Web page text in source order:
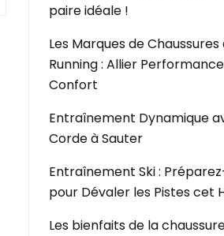
paire idéale !
Les Marques de Chaussures
Running : Allier
Confort
Entraînement Dynamique
Corde à Sauter
Entraînement Ski :
pour Dévaler les Pistes cet
Les bienfaits de la